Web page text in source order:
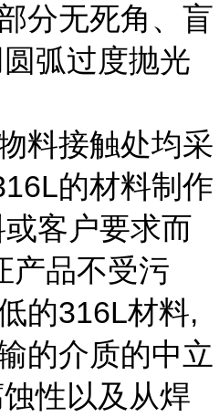
分无死角、盲
弧过度抛光
料接触处均采
的材料制作
客户要求而
产品不受污
的316L材料,
的介质的中立
性以及从焊